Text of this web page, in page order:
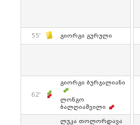
55' Გიორგი Გურული
62'
Გიორგი Ბურჯალიანი
Ლონგო
Ბალღიაშვილი
Ლუკა Თოლორდავა